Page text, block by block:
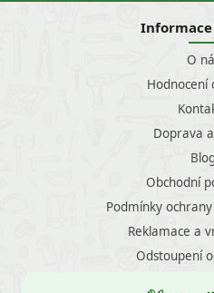
O
Hodnocení
Doprava
Obchodní
Podmínky
Reklamace a
Odstoupení